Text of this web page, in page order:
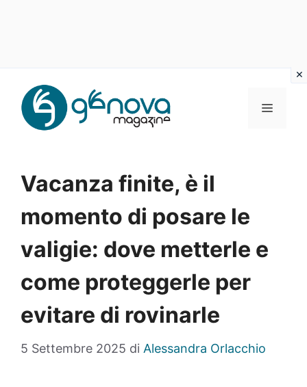
contenuto
MENU
Vacanza finite, è il
momento di posare le
valigie: dove metterle e
come proteggerle per
evitare di rovinarle
5 Settembre 2025 di Alessandra Orlacchio